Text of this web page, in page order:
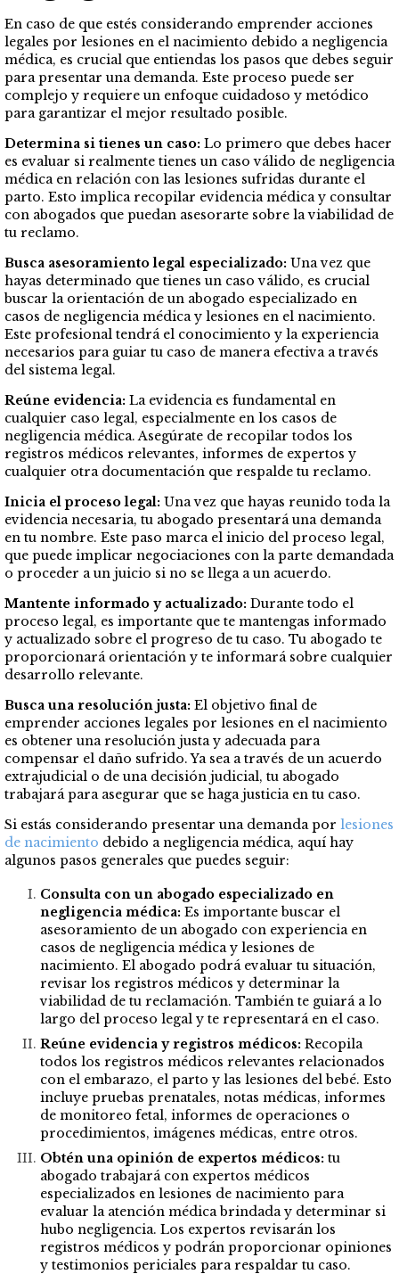
En caso de que estés considerando emprender acciones
legales por lesiones en el nacimiento debido a negligencia
médica, es crucial que entiendas los pasos que debes seguir
para presentar una demanda. Este proceso puede ser
complejo y requiere un enfoque cuidadoso y metódico
para garantizar el mejor resultado posible.
Determina si tienes un caso: Lo primero que debes hacer
es evaluar si realmente tienes un caso válido de negligencia
médica en relación con las lesiones sufridas durante el
parto. Esto implica recopilar evidencia médica y consultar
con abogados que puedan asesorarte sobre la viabilidad de
tu reclamo.
Busca asesoramiento legal especializado: Una vez que
hayas determinado que tienes un caso válido, es crucial
buscar la orientación de un abogado especializado en
casos de negligencia médica y lesiones en el nacimiento.
Este profesional tendrá el conocimiento y la experiencia
necesarios para guiar tu caso de manera efectiva a través
del sistema legal.
Reúne evidencia: La evidencia es fundamental en
cualquier caso legal, especialmente en los casos de
negligencia médica. Asegúrate de recopilar todos los
registros médicos relevantes, informes de expertos y
cualquier otra documentación que respalde tu reclamo.
Inicia el proceso legal: Una vez que hayas reunido toda la
evidencia necesaria, tu abogado presentará una demanda
en tu nombre. Este paso marca el inicio del proceso legal,
que puede implicar negociaciones con la parte demandada
o proceder a un juicio si no se llega a un acuerdo.
Mantente informado y actualizado: Durante todo el
proceso legal, es importante que te mantengas informado
y actualizado sobre el progreso de tu caso. Tu abogado te
proporcionará orientación y te informará sobre cualquier
desarrollo relevante.
Busca una resolución justa: El objetivo final de
emprender acciones legales por lesiones en el nacimiento
es obtener una resolución justa y adecuada para
compensar el daño sufrido. Ya sea a través de un acuerdo
extrajudicial o de una decisión judicial, tu abogado
trabajará para asegurar que se haga justicia en tu caso.
Si estás considerando presentar una demanda por lesiones
de nacimiento debido a negligencia médica, aquí hay
algunos pasos generales que puedes seguir:
Consulta con un abogado especializado en
negligencia médica: Es importante buscar el
asesoramiento de un abogado con experiencia en
casos de negligencia médica y lesiones de
nacimiento. El abogado podrá evaluar tu situación,
revisar los registros médicos y determinar la
viabilidad de tu reclamación. También te guiará a lo
largo del proceso legal y te representará en el caso.
Reúne evidencia y registros médicos: Recopila
todos los registros médicos relevantes relacionados
con el embarazo, el parto y las lesiones del bebé. Esto
incluye pruebas prenatales, notas médicas, informes
de monitoreo fetal, informes de operaciones o
procedimientos, imágenes médicas, entre otros.
Obtén una opinión de expertos médicos: tu
abogado trabajará con expertos médicos
especializados en lesiones de nacimiento para
evaluar la atención médica brindada y determinar si
hubo negligencia. Los expertos revisarán los
registros médicos y podrán proporcionar opiniones
y testimonios periciales para respaldar tu caso.